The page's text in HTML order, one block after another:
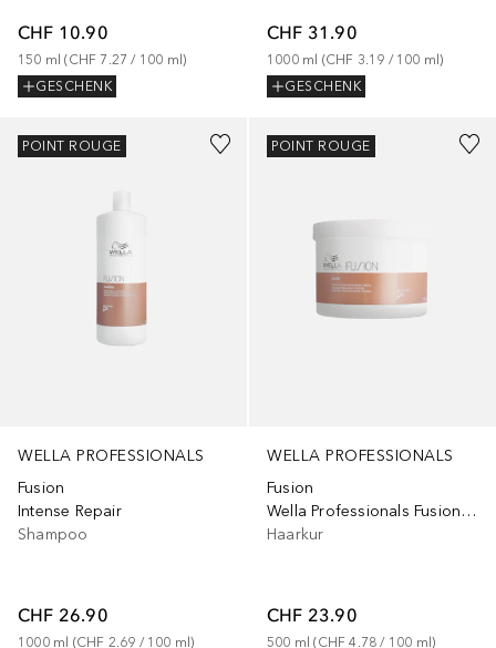
CHF 10.90
150 ml (CHF 7.27 / 100 ml)
GESCHENK
CHF 31.90
1000 ml (CHF 3.19 / 100 ml)
GESCHENK
WELLA PROFESSIONALS
Fusion
Intense Repair
Shampoo
CHF 26.90
1000 ml (CHF 2.69 / 100 ml)
POINT ROUGE
WELLA PROFESSIONALS
Fusion
Wella Professionals Fusion, intensywnie regenerująca maska do włosów zniszczonych
Haarkur
CHF 23.90
500 ml (CHF 4.78 / 100 ml)
POINT ROUGE